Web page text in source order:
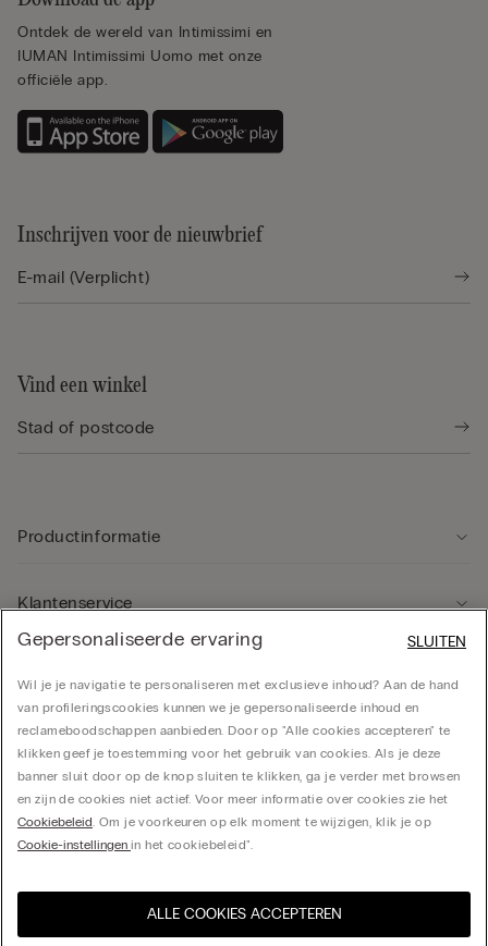
Selecteer maat
Ontdek de wereld van Intimissimi en
IUMAN Intimissimi Uomo met onze
officiële app.
Inschrijven voor de nieuwbrief
Vind een winkel
Productinformatie
Klantenservice
Bedrijf
CALZEDONIA Finanziaria S.A. Belgium Branch, Avenue Louise 283, box 24, 1050
United States
Gepersonaliseerde ervaring
Wil je je navigatie te personaliseren met exclusieve inhoud? Aan de hand
van profileringscookies kunnen we je gepersonaliseerde inhoud en
reclameboodschappen aanbieden. Door op "Alle cookies accepteren" te
klikken geef je toestemming voor het gebruik van cookies. Als je deze
banner sluit door op de knop sluiten te klikken, ga je verder met browsen
en zijn de cookies niet actief. Voor meer informatie over cookies zie het
Cookiebeleid. Om je voorkeuren op elk moment te wijzigen, klik je op
Cookie-instellingen in het cookiebeleid".
ALLE COOKIES ACCEPTEREN
SLUITEN